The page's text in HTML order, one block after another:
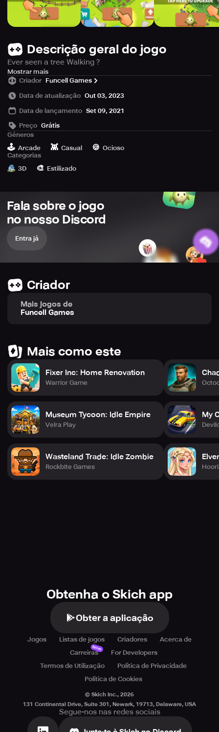
Descrição geral do jogo
Ever seen a tree Walking ?
Get ready for a once in a lifetime experience !
Immerse yourself in this extremely detailed gameplay of a
sapling becoming a tree and then going through various
becoming a tree and make use of it when its alive and
even after its not !
Mostrar mais
Criador Funcell Games
Data de atualização Out 03, 2023
Data de lançamento Set 09, 2021
Preço Grátis
Géneros
🕹️ Arcade 👾 Casual 🍪 Ocioso
Categorias
3D
🎨 Estilizado
Fala sobre o jogo
no nosso Discord
Entra já
Criador
Mais jogos de
Funcell Games
Mais como este
Fixer Inc: Home Renovation
Warrior Game
Museum Tycoon: Idle Empire
Velra Play
Wasteland Trade: Idle Zombie
Rockbite Games
My
Obtenha o Skich app
Obter a aplicação
Jogos Listas de jogos Criadores
Acerca de
Carreiras
Novo
For Developers
Termos de Utilização
Política de Privacidade
Política de Cookies
© Skich Inc., 2026
131 Continental Drive, Suite 301, Newark, 19713, Delaware, USA
Segue-nos nas redes sociais